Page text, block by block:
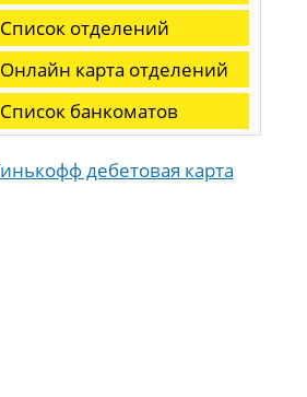
Список отделений
Онлайн карта отделений
Список банкоматов